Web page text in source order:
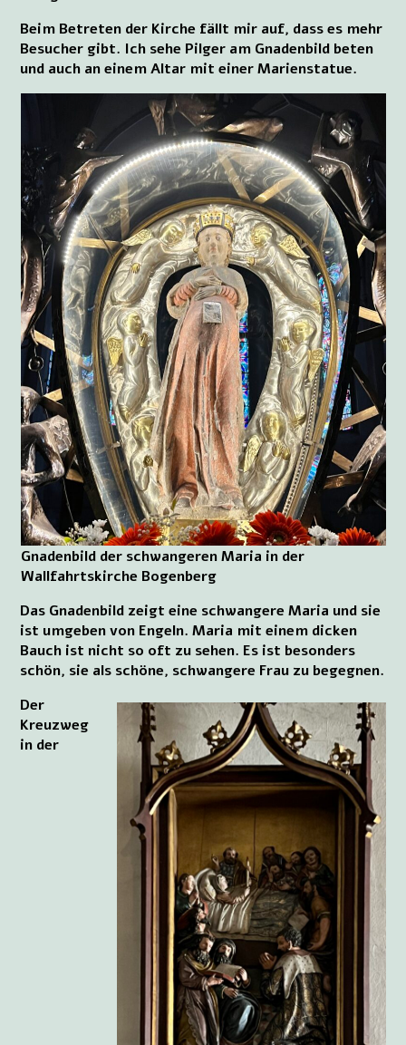
Beim Betreten der Kirche fällt mir auf, dass es mehr
Besucher gibt. Ich sehe Pilger am Gnadenbild beten
und auch an einem Altar mit einer Marienstatue.
Gnadenbild der schwangeren Maria in der
Wallfahrtskirche Bogenberg
Das Gnadenbild zeigt eine schwangere Maria und sie
ist umgeben von Engeln. Maria mit einem dicken
Bauch ist nicht so oft zu sehen. Es ist besonders
schön, sie als schöne, schwangere Frau zu begegnen.
Der
Kreuzweg
in der